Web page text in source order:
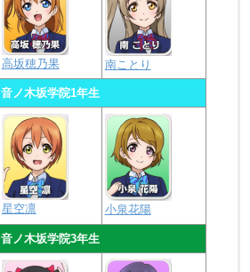
高坂穂乃果 南ことり
音ノ木坂学院1年生
星空凛 小泉花陽
音ノ木坂学院3年生